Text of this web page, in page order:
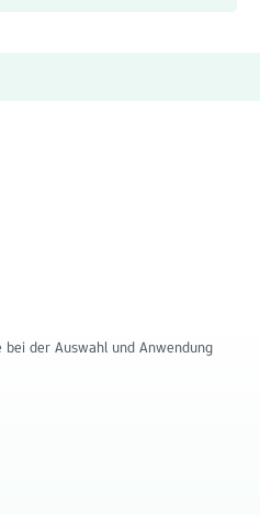
der Auswahl und Anwendung